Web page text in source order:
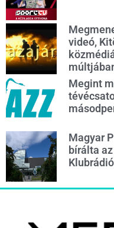
videó,
Megint
Magyar
bírálta